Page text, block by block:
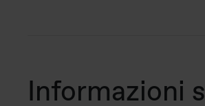
Informazioni